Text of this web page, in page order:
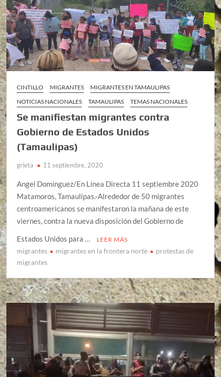
CINTILLO MIGRANTES
MIGRANTES EN TAMAULIPAS
NOTICIAS NACIONALES
TAMAULIPAS TEMAS NACIONALES
Se manifiestan migrantes contra
Gobierno de Estados Unidos
(Tamaulipas)
grieta 11 septiembre, 2020
Angel Domínguez/En Línea Directa 11 septiembre 2020
Matamoros, Tamaulipas.-Alrededor de 50 migrantes
centroamericanos se manifestaron la mañana de este
viernes, contra la nueva disposición del Gobierno de
Estados Unidos para …
LEER MÁS
migrantes migrantes en la frontera norte
protestas de
migrantes